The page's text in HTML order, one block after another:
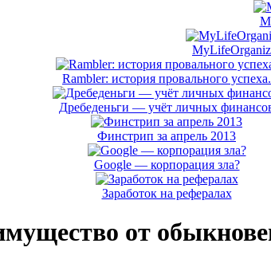
Rambler: история провального успеха.
Дребеденьги — учёт личных
Финстрип за апрель 2013
Google — корпорация зла?
Заработок на рефералах
от